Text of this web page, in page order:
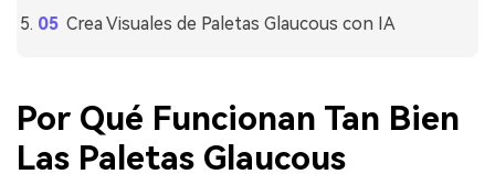
Crea Visuales de Paletas Glaucous con IA
Por Qué Funcionan Tan Bien
Las Paletas Glaucous